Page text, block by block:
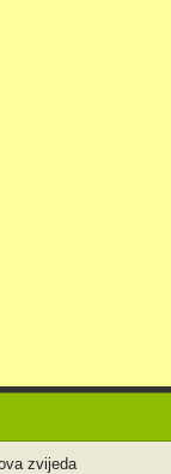
zvijeda